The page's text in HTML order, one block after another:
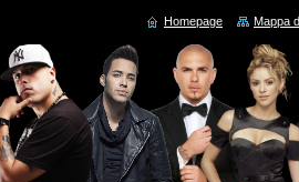
Homepage Mappa